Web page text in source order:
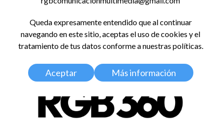
LinkedIn
RED GLOBAL
BALDOSA 360
Queda expresamente entendido que al continuar
navegando en este sitio, aceptas el uso de cookies y el
tratamiento de tus datos conforme a nuestras políticas.
Aceptar Más información